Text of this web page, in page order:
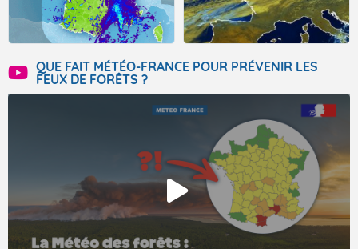
QUE FAIT MÉTÉO-FRANCE POUR PRÉVENIR LES
FEUX DE FORÊTS ?